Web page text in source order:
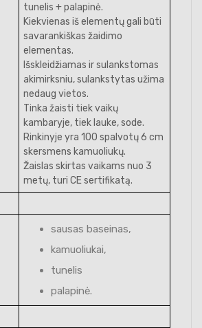
tunelis + palapinė.
Kiekvienas iš elementų gali būti
savarankiškas žaidimo
elementas.
Išskleidžiamas ir sulankstomas
akimirksniu, sulankstytas užima
nedaug vietos.
Tinka žaisti tiek vaikų
kambaryje, tiek lauke, sode.
Rinkinyje yra 100 spalvotų 6 cm
skersmens kamuoliukų.
Žaislas skirtas vaikams nuo 3
metų, turi CE sertifikatą.
sausas baseinas,
kamuoliukai,
tunelis
palapinė.